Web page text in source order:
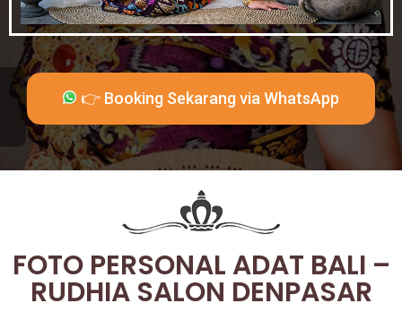
👉 Booking Sekarang via WhatsApp
FOTO PERSONAL ADAT BALI –
RUDHIA SALON DENPASAR